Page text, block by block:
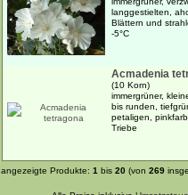
langgestielten,
Blättern und
-5°C
Acmadenia
(10 Korn)
immergrüner,
bis runden,
petaligen,
Triebe
angezeigte Produkte: 1 bis 20 (von 269